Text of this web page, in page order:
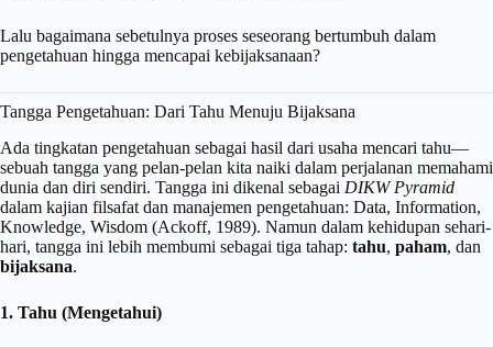
Lalu bagaimana sebetulnya proses seseorang bertumbuh dalam
pengetahuan hingga mencapai kebijaksanaan?
Tangga Pengetahuan: Dari Tahu Menuju Bijaksana
Ada tingkatan pengetahuan sebagai hasil dari usaha mencari tahu—
sebuah tangga yang pelan-pelan kita naiki dalam perjalanan memahami
dunia dan diri sendiri. Tangga ini dikenal sebagai DIKW Pyramid
dalam kajian filsafat dan manajemen pengetahuan: Data, Information,
Knowledge, Wisdom (Ackoff, 1989). Namun dalam kehidupan sehari-
hari, tangga ini lebih membumi sebagai tiga tahap: tahu, paham, dan
bijaksana.
1. Tahu (Mengetahui)